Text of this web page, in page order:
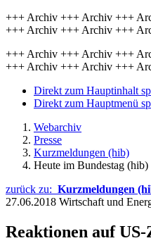
+++ Archiv +++ Archiv +++
+++ Archiv +++ Archiv +++
+++ Archiv +++ Archiv +++
+++ Archiv +++ Archiv +++
Direkt zum Hauptinhalt
Direkt zum Hauptmenü
Webarchiv
Presse
Kurzmeldungen (hib)
Heute im Bundestag (hib)
zurück zu: Kurzmeldungen
27.06.2018 Wirtschaft und
Reaktionen auf